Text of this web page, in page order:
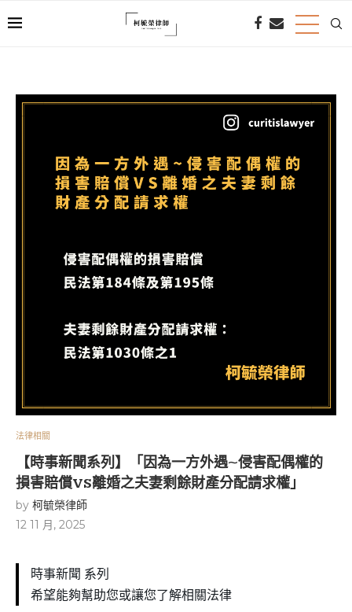
法律相關
【時事新聞系列】「因為一方外遇~侵害配偶權的
損害賠償VS離婚之夫妻剩餘財產分配請求權」
by 柯毓榮律師
12 11 月, 2025
時事新聞 系列
希望能夠幫助您或讓您了解相關法律